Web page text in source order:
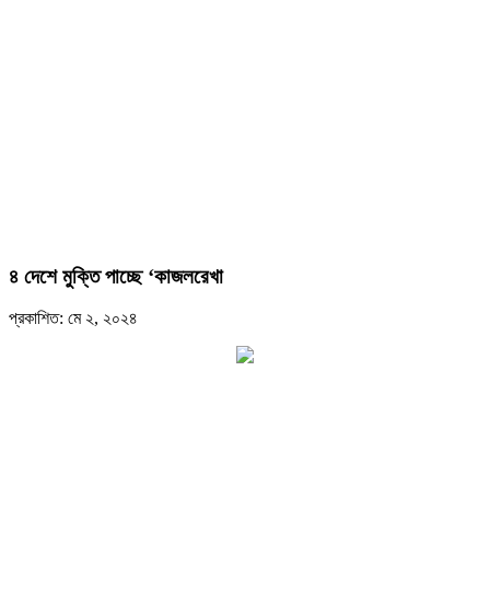
৪ দেশে মুক্তি পাচ্ছে ‘কাজলরেখা
প্রকাশিত: মে ২, ২০২৪